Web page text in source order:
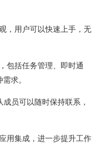
，用户可以快速上手，无
包括任务管理、即时通
求。
员可以随时保持联系，
用集成，进一步提升工作